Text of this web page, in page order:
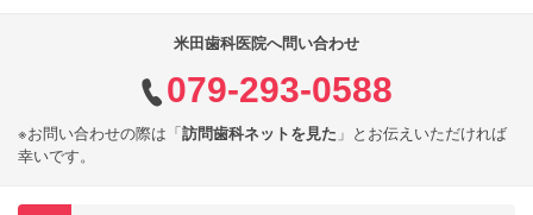
米田歯科医院へ問い合わせ
079-293-0588
※お問い合わせの際は「訪問歯科ネットを見た 」とお伝えいただければ
幸いです。